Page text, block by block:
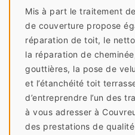
Mis à part le traitement
de couverture propose
réparation de toit, le
la réparation de
gouttières, la pose de
et l’étanchéité toit
d’entreprendre l’un des
à vous adresser à
des prestations de